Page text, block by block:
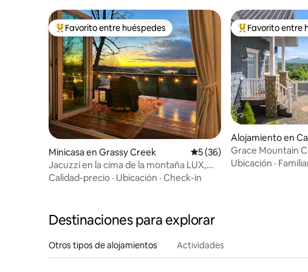
Favorito entre huéspedes preferido
Favorito entre huéspedes
Minicasa en Grassy Creek Calificación promedio: 5 de
5 (36)
Jacuzzi en la cima de la montaña LUX,
fogata y VISTAS al amanecer
Calidad-precio · Ubicación · Check-in
Favorito entre
Favorito entre
Alojamiento en
Grace Mountain
montaña/
Ubicación ·
Destinaciones para explorar
Otros tipos de alojamientos Actividades